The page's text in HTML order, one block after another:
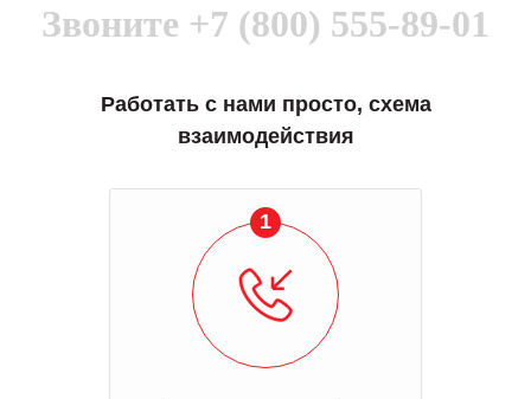
Звоните +7 (800) 555-89-01
Работать с нами просто, схема
взаимодействия
1